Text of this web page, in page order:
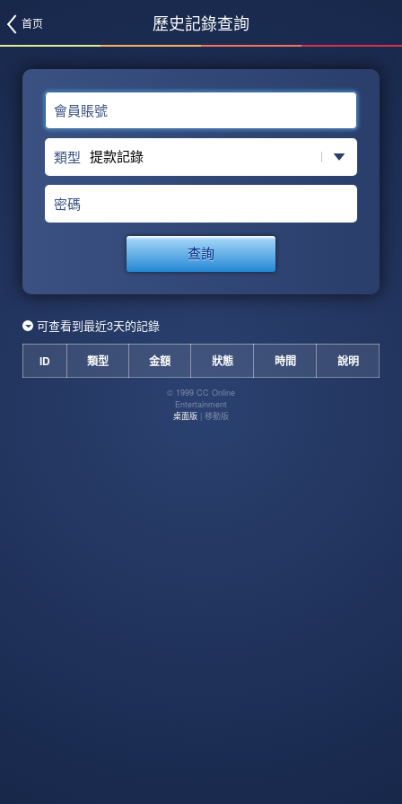
首页 歷史記錄查詢
會員賬號
類型
密碼
查詢
可查看到最近3天的記錄
ID 類型 金額 狀態 時間 說明
© 1999 CC Online
Entertainment
桌面版 | 移動版